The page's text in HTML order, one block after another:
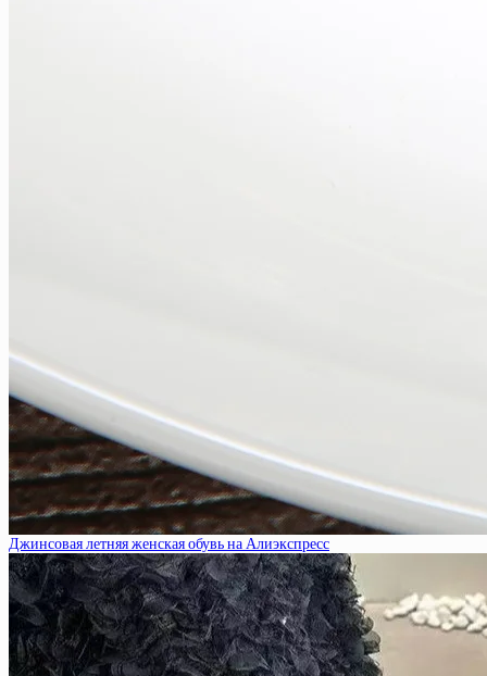
Джинсовая летняя женская обувь на Алиэкспресс